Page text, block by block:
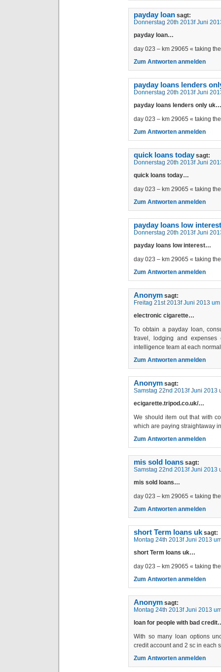
payday loan sagt:
Donnerstag 20th 2013f Juni
payday loan…
day 023 – km 29065 « taking
Zum Antworten anmelden
payday loans lenders
Donnerstag 20th 2013f Juni
payday loans lenders only uk…
day 023 – km 29065 « taking
Zum Antworten anmelden
quick loans today sagt:
Donnerstag 20th 2013f Juni
quick loans today…
day 023 – km 29065 « taking
Zum Antworten anmelden
payday loans low interest
Donnerstag 20th 2013f Juni
payday loans low interest…
day 023 – km 29065 « taking
Zum Antworten anmelden
Anonym sagt:
Freitag 21st 2013f Juni 2013
electronic cigarette…
To obtain a payday loan,
travel, lodging and
intelligence team at each
Zum Antworten anmelden
Anonym sagt:
Samstag 22nd 2013f Juni 2013
ecigarette.tripod.co.uk/…
We should item out that with
which are paying straightaway
Zum Antworten anmelden
mis sold loans sagt:
Samstag 22nd 2013f Juni 2013
mis sold loans…
day 023 – km 29065 « taking
Zum Antworten anmelden
short Term loans uk sagt:
Montag 24th 2013f Juni 2013
short Term loans uk…
day 023 – km 29065 « taking
Zum Antworten anmelden
Anonym sagt:
Montag 24th 2013f Juni 2013
loan for people with bad
With so many loan options
credit account and 2 sc in each
Zum Antworten anmelden